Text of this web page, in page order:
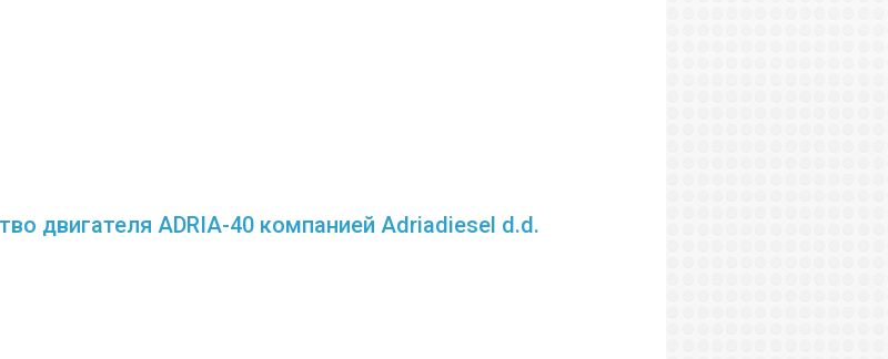
двигателя ADRIA-40 компанией Adriadiesel d.d.